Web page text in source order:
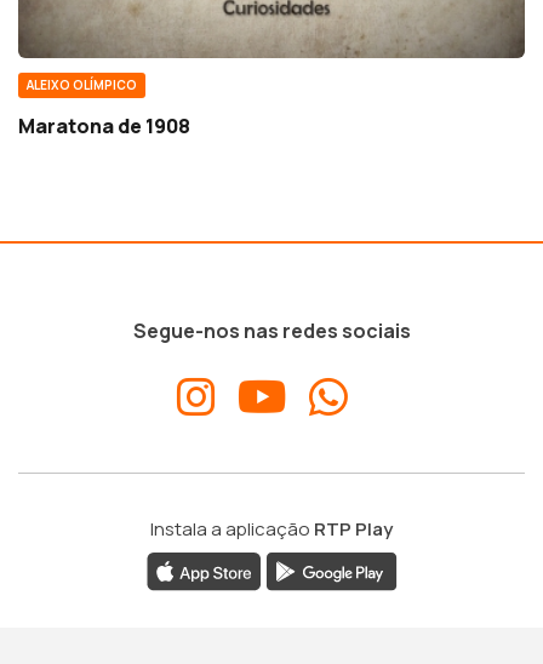
ALEIXO OLÍMPICO
Maratona de 1908
Segue-nos nas redes sociais
Instala a aplicação RTP Play